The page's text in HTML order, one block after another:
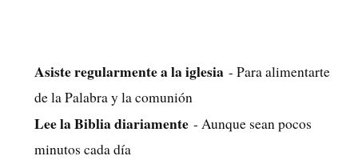
Asiste regularmente a la iglesia- Para alimentarte
de la Palabra y la comunión
Lee la Biblia diariamente- Aunque sean pocos
minutos cada día